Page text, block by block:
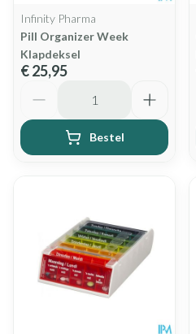
Infinity Pharma
Pill Organizer Week
Klapdeksel
€ 25,95
Bestel